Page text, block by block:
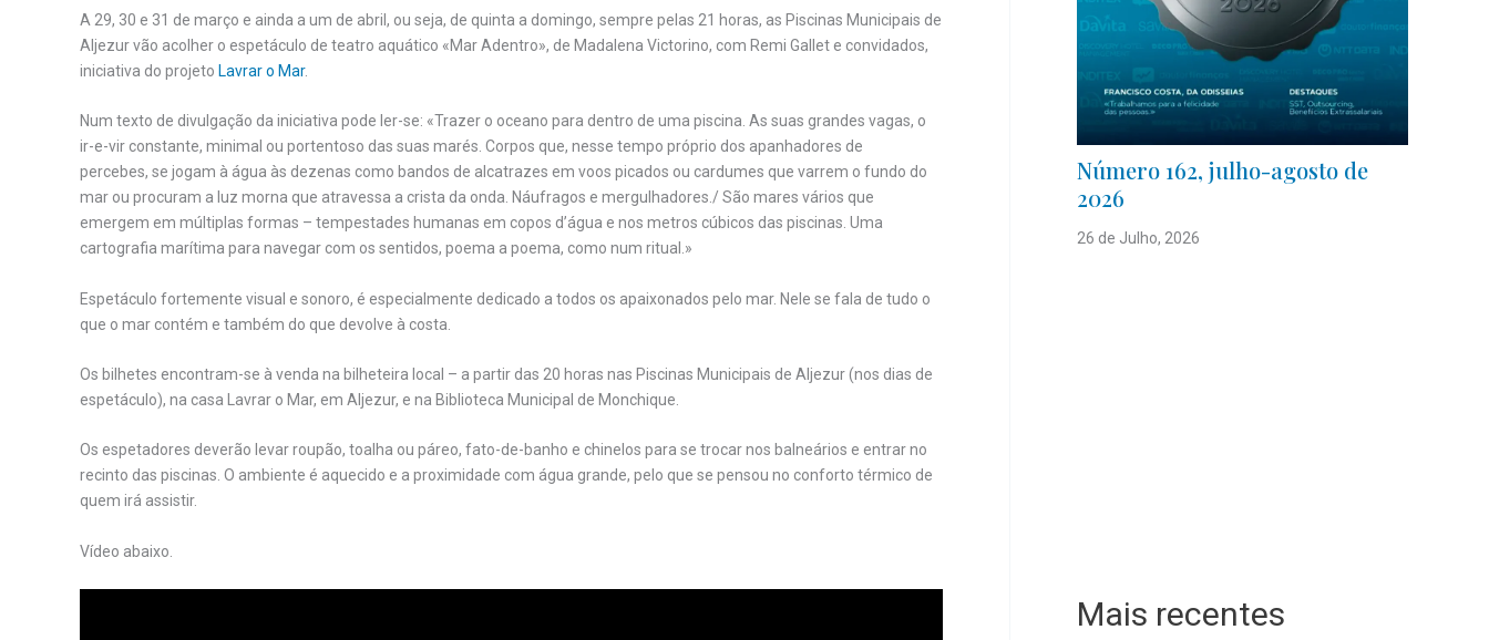
A 29, 30 e 31 de março e ainda a um de abril, ou seja, de quinta a domingo, sempre pelas 21 horas, as Piscinas Municipais de
Aljezur vão acolher o espetáculo de teatro aquático «Mar Adentro», de Madalena Victorino, com Remi Gallet e convidados,
iniciativa do projeto Lavrar o Mar.
Num texto de divulgação da iniciativa pode ler-se: «Trazer o oceano para dentro de uma piscina. As suas grandes vagas, o
ir-e-vir constante, minimal ou portentoso das suas marés. Corpos que, nesse tempo próprio dos apanhadores de
percebes, se jogam à água às dezenas como bandos de alcatrazes em voos picados ou cardumes que varrem o fundo do
mar ou procuram a luz morna que atravessa a crista da onda. Náufragos e mergulhadores./ São mares vários que
emergem em múltiplas formas – tempestades humanas em copos d’água e nos metros cúbicos das piscinas. Uma
cartografia marítima para navegar com os sentidos, poema a poema, como num ritual.»
Espetáculo fortemente visual e sonoro, é especialmente dedicado a todos os apaixonados pelo mar. Nele se fala de tudo o
que o mar contém e também do que devolve à costa.
Os bilhetes encontram-se à venda na bilheteira local – a partir das 20 horas nas Piscinas Municipais de Aljezur (nos dias de
espetáculo), na casa Lavrar o Mar, em Aljezur, e na Biblioteca Municipal de Monchique.
Os espetadores deverão levar roupão, toalha ou páreo, fato-de-banho e chinelos para se trocar nos balneários e entrar no
recinto das piscinas. O ambiente é aquecido e a proximidade com água grande, pelo que se pensou no conforto térmico de
quem irá assistir.
Vídeo abaixo.
Número 162, julho-agosto de
2026
26 de Julho, 2026
Mais recentes